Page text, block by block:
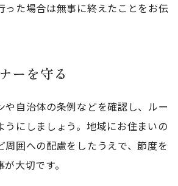
った場合は無事に終えたことをお伝
ーを守る
や自治体の条例などを確認し、ルー
うにしましょう。地域にお住まいの
周囲への配慮をしたうえで、節度を
大切です。